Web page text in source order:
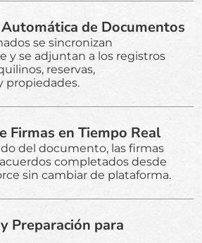
de Documentos
se sincronizan
y se adjuntan a los registros
reservas,
propiedades.
Firmas en Tiempo Real
del documento, las firmas
completados desde
sin cambiar de plataforma.
Preparación para